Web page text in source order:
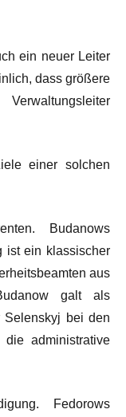
ein neuer Leiter
dass größere
einer solchen
Budanows
ist ein klassischer
aus
galt als
Selenskyj bei den
administrative
Fedorows